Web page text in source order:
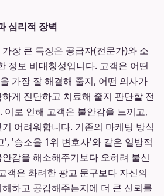
심리적 장벽
장 큰 특징은 공급자(전문가)와 소
정보 비대칭성입니다. 고객은 어떤
가장 잘 해결해 줄지, 어떤 의사가
게 진단하고 치료해 줄지 판단할 전
이로 인해 고객은 불안감을 느끼고,
어려워합니다. 기존의 마케팅 방식
', '승소율 1위 변호사'와 같은 일방적
감을 해소해주기보다 오히려 불신
객은 화려한 광고 문구보다 자신의
하고 공감해주는지에 더 큰 신뢰를